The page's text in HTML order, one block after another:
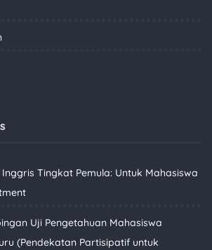
Tingkat Pemula: Untuk Mahasiswa
Uji Pengetahuan Mahasiswa
(Pendekatan Partisipatif untuk